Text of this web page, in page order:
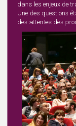
dans les enjeux de
Une des questions
des attentes des